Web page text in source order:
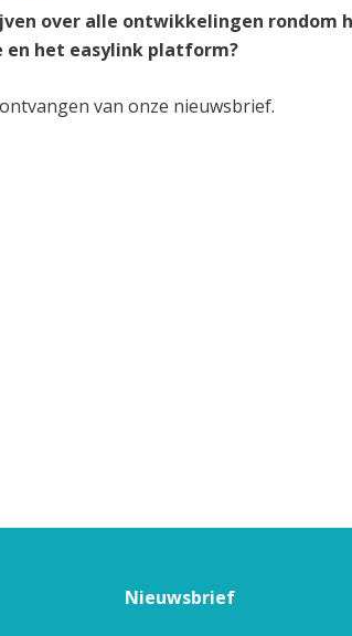
over alle ontwikkelingen rondom
en het easylink platform?
van onze nieuwsbrief.
Nieuwsbrief